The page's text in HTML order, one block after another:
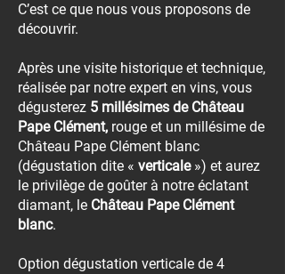
C’est ce que nous vous proposons de
découvrir.
Après une visite historique et technique,
réalisée par notre expert en vins, vous
dégusterez 5 millésimes de Château
Pape Clément, rouge et un millésime de
Château Pape Clément blanc
(dégustation dite « verticale») et aurez
le privilège de goûter à notre éclatant
diamant, le Château Pape Clément
blanc.
Option dégustation verticale de 4